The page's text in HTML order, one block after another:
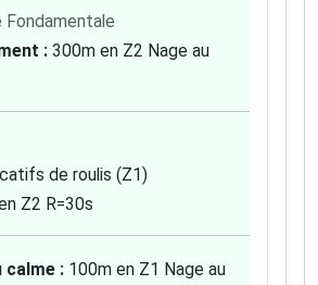
Fondamentale
: 300m en Z2 Nage au
de roulis (Z1)
Z2 R=30s
calme : 100m en Z1 Nage au